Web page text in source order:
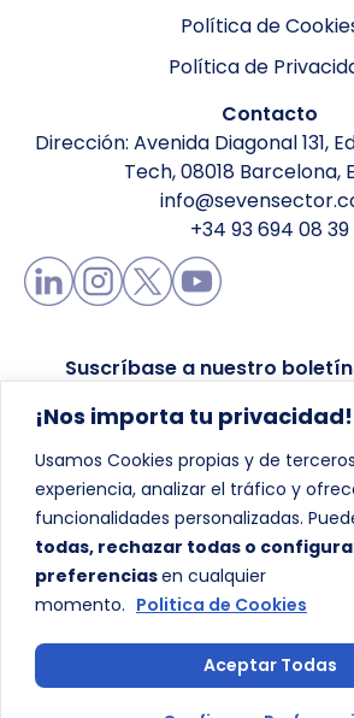
¡Nos importa tu privacidad!
Usamos Cookies propias y de
experiencia, analizar el tráfico y
funcionalidades personalizadas.
todas, rechazar todas o
preferenciasen cualquier
momento. Politica de Cookies
Aceptar Todas
Política de
Política de
Contacto
Dirección: Avenida Diagonal 131,
Tech, 08018 Barcelona,
+34 93 694 08 39
Suscríbase a nuestro
Enviar